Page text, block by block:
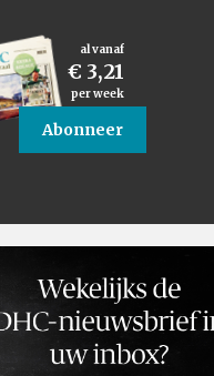
al vanaf
€ 3,21
per week
Abonneer